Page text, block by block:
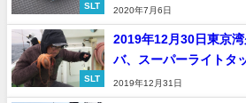
SLT
2020年7月6日
SLT
2019年12月30日東京
バ、スーパーライトタ
2019年12月31日